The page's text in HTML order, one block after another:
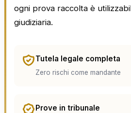
ogni prova raccolta è
giudiziaria.
Tutela legale completa
Zero rischi come mandante
Prove in tribunale